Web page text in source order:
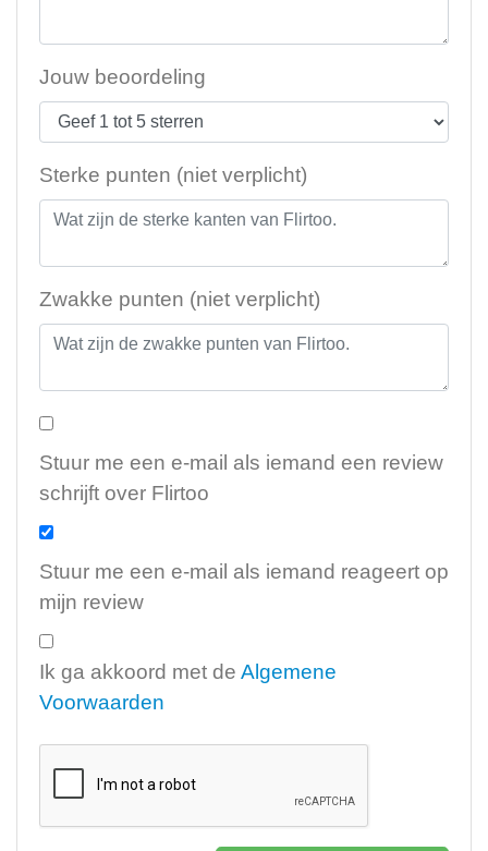
Jouw beoordeling
Sterke punten (niet verplicht)
Zwakke punten (niet verplicht)
Stuur me een e-mail als iemand een review
schrijft over Flirtoo
Stuur me een e-mail als iemand reageert op
mijn review
Ik ga akkoord met de Algemene
Voorwaarden